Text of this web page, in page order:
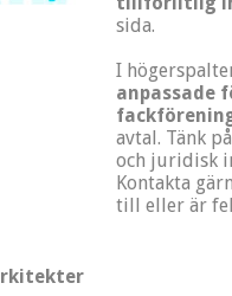
sida.
I
anpassade
avtal. Tänk
och juridisk
Kontakta
till eller är